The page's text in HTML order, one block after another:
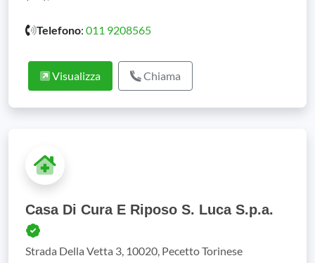
Telefono: 011 9208565
Visualizza Chiama
Casa Di Cura E Riposo S. Luca S.p.a.
Strada Della Vetta 3, 10020, Pecetto Torinese